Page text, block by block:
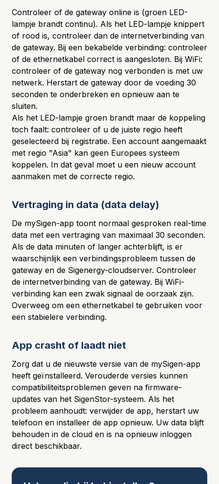
Controleer of de gateway online is (groen LED-
lampje brandt continu). Als het LED-lampje knippert
of rood is, controleer dan de internetverbinding van
de gateway. Bij een bekabelde verbinding: controleer
of de ethernetkabel correct is aangesloten. Bij WiFi:
controleer of de gateway nog verbonden is met uw
netwerk. Herstart de gateway door de voeding 30
seconden te onderbreken en opnieuw aan te
sluiten.
Als het LED-lampje groen brandt maar de koppeling
toch faalt: controleer of u de juiste regio heeft
geselecteerd bij registratie. Een account aangemaakt
met regio "Asia" kan geen Europees systeem
koppelen. In dat geval moet u een nieuw account
aanmaken met de correcte regio.
Vertraging in data (data delay)
De mySigen-app toont normaal gesproken real-time
data met een vertraging van maximaal 30 seconden.
Als de data minuten of langer achterblijft, is er
waarschijnlijk een verbindingsprobleem tussen de
gateway en de Sigenergy-cloudserver. Controleer
de internetverbinding van de gateway. Bij WiFi-
verbinding kan een zwak signaal de oorzaak zijn.
Overweeg om een ethernetkabel te gebruiken voor
een stabielere verbinding.
App crasht of laadt niet
Zorg dat u de nieuwste versie van de mySigen-app
heeft geïnstalleerd. Verouderde versies kunnen
compatibiliteitsproblemen geven na firmware-
updates van het SigenStor-systeem. Als het
probleem aanhoudt: verwijder de app, herstart uw
telefoon en installeer de app opnieuw. Uw data blijft
behouden in de cloud en is na opnieuw inloggen
direct beschikbaar.